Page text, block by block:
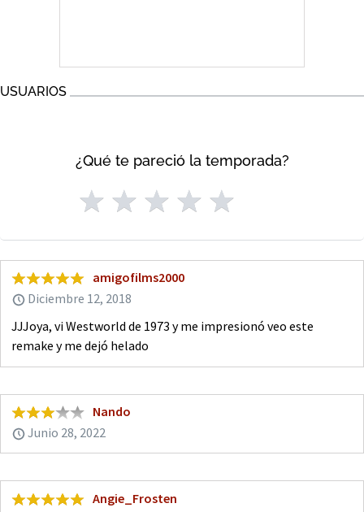
USUARIOS
¿Qué te pareció la temporada?
amigofilms2000
Diciembre 12, 2018
JJJoya, vi Westworld de 1973 y me impresionó veo este
remake y me dejó helado
Nando
Junio 28, 2022
Angie_Frosten